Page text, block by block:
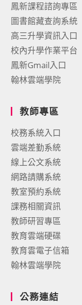
鳳新課程諮詢專區
圖書館藏查詢系統
高三升學資訊入口
校內升學作業平台
鳳新Gmail入口
翰林雲端學院
教師專區
校務系統入口
雲端差勤系統
線上公文系統
網路請購系統
教室預約系統
課務相關資訊
教師研習專區
教育雲端硬碟
教育雲電子信箱
翰林雲端學院
公務連結